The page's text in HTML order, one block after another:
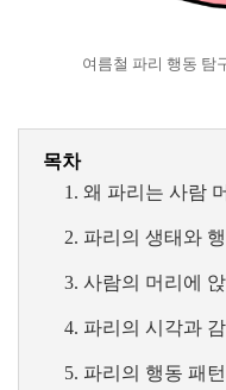
여름철 파리 행동 탐
목차
왜 파리는 사람
파리의 생태와
사람의 머리에
파리의 시각과
파리의 행동 패